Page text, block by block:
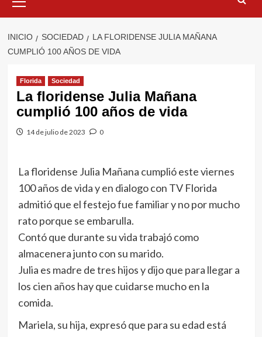
primario
INICIO SOCIEDAD
LA FLORIDENSE JULIA MAÑANA
CUMPLIÓ 100 AÑOS DE VIDA
Florida Sociedad
La floridense Julia Mañana
cumplió 100 años de vida
14 de julio de 2023 0
La floridense Julia Mañana cumplió este viernes
100 años de vida y en dialogo con TV Florida
admitió que el festejo fue familiar y no por mucho
rato porque se embarulla.
Contó que durante su vida trabajó como
almacenera junto con su marido.
Julia es madre de tres hijos y dijo que para llegar a
los cien años hay que cuidarse mucho en la
comida.
Mariela, su hija, expresó que para su edad está